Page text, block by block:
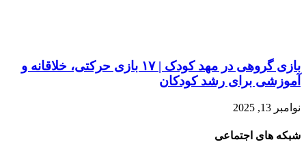
بازی گروهی در مهد کودک | ۱۷ بازی حرکتی، خلاقانه و
آموزشی برای رشد کودکان
نوامبر 13, 2025
شبکه های اجتماعی